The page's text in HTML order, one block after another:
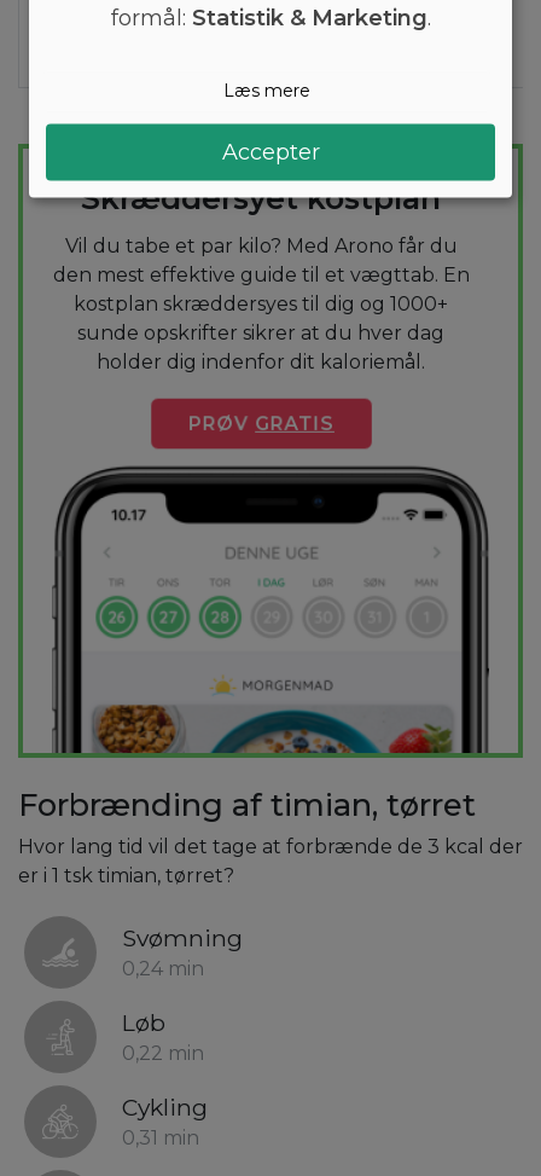
TAB DIG NEMT
Skræddersyet kostplan
Vil du tabe et par kilo? Med Arono får du
den mest effektive guide til et vægttab. En
kostplan skræddersyes til dig og 1000+
sunde opskrifter sikrer at du hver dag
holder dig indenfor dit kaloriemål.
PRØV GRATIS
Forbrænding af timian, tørret
Hvor lang tid vil det tage at forbrænde de 3 kcal der
er i 1 tsk timian, tørret?
Svømning
0,24 min
Løb
0,22 min
Cykling
0,31 min
formål: Statistik & Marketing.
Læs mere
Accepter